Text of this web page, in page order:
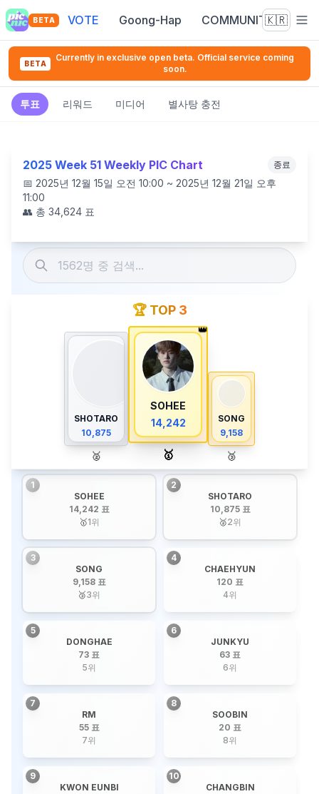
BETA VOTE Goong-Hap COMMUNITY🇰🇷
BETA
Currently in exclusive open beta. Official service coming
soon.
투표 리워드 미디어 별사탕 충전
2025 Week 51 Weekly PIC Chart 종료
📅 2025년 12월 15일 오전 10:00 ~ 2025년 12월 21일 오후
11:00
👥 총 34,624 표
🏆 TOP 3
SHOTARO
10,875
🥈
👑
SOHEE
14,242
🥇
SONG
9,158
🥉
1
SOHEE
14,242 표
🥇1위
2
SHOTARO
10,875 표
🥈2위
3
SONG
9,158 표
🥉3위
4
CHAEHYUN
120 표
4위
5
DONGHAE
73 표
5위
6
JUNKYU
63 표
6위
7
RM
55 표
7위
8
SOOBIN
20 표
8위
9
KWON EUNBI
10
CHANGBIN